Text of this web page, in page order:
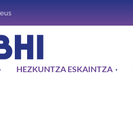
HEZKUNTZA ESKAINTZA